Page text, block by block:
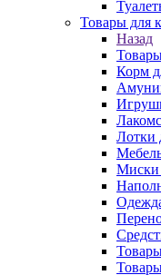
Товары для
Назад
Корм
Лотки
Миски